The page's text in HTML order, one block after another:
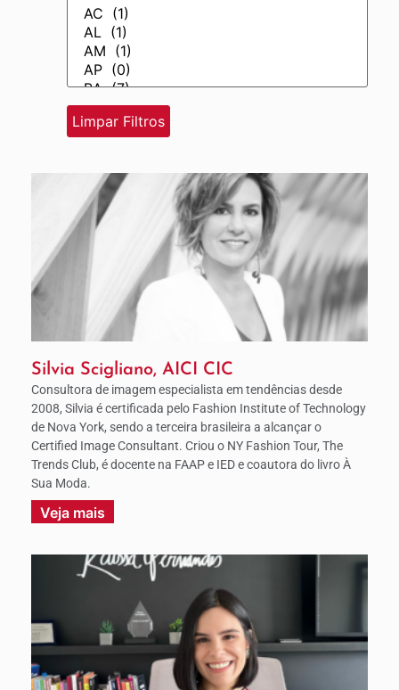
Silvia Scigliano, AICI CIC
Consultora de imagem especialista em tendências desde
2008, Silvia é certificada pelo Fashion Institute of Technology
de Nova York, sendo a terceira brasileira a alcançar o
Certified Image Consultant. Criou o NY Fashion Tour, The
Trends Club, é docente na FAAP e IED e coautora do livro À
Sua Moda.
Veja mais